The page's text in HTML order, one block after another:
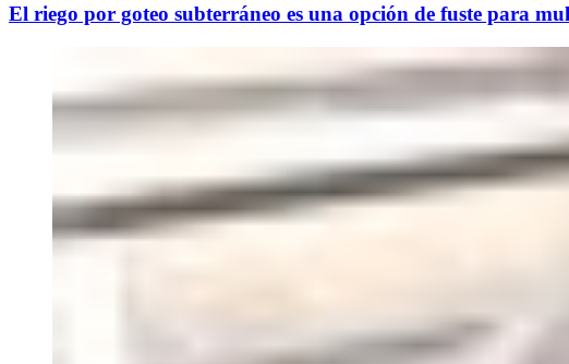
El riego por goteo subterráneo es una opción de fuste para